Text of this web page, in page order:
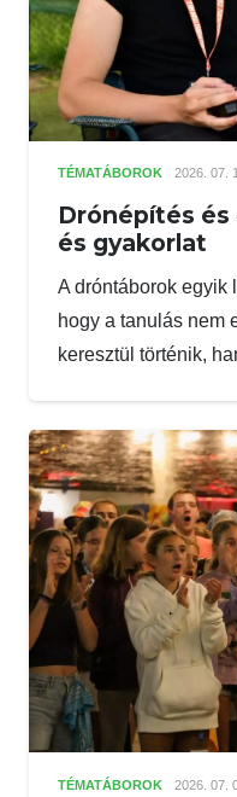
TÉMATÁBOROK 2026. 07.
Drónépítés
és gyakorlat
A dróntáborok egyik
hogy a tanulás nem
keresztül történik,
TÉMATÁBOROK 2026. 07.